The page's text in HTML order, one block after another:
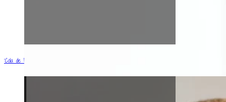
‘Cola de Mono’ vegana (con y sin alcohol)